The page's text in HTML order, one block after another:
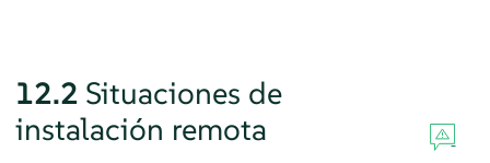
12.2 Situaciones de
instalación remota